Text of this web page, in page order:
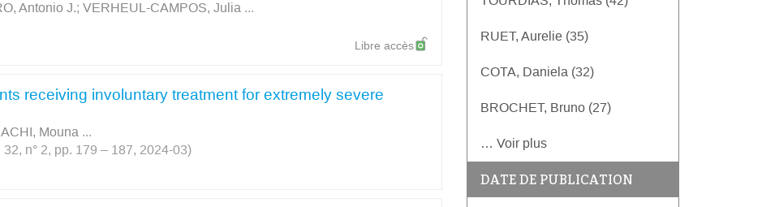
Antonio J.; VERHEUL-CAMPOS, Julia ...
Libre accès
receiving involuntary treatment for extremely severe
Mouna ...
n° 2, pp. 179 – 187, 2024-03)
RUET, Aurelie (35)
COTA, Daniela (32)
BROCHET, Bruno (27)
… Voir plus
DATE DE PUBLICATION